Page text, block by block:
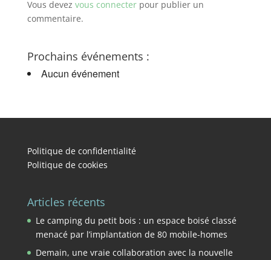
Vous devez vous connecterpour publier un
commentaire.
Prochains événements :
Aucun événement
Politique de confidentialité
Politique de cookies
Articles récents
Le camping du petit bois : un espace boisé classé
menacé par l’implantation de 80 mobile-homes
Demain, une vraie collaboration avec la nouvelle